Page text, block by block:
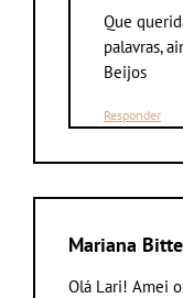
Que
palavras,
Beijos
Responder
Mariana
Olá Lari! Amei